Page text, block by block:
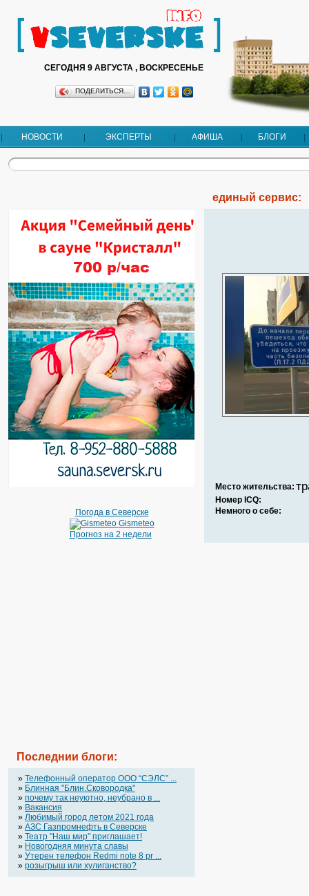
СЕГОДНЯ 9 АВГУСТА , ВОСКРЕСЕНЬЕ
ПОДЕЛИТЬСЯ…
НОВОСТИ ЭКСПЕРТЫ АФИША БЛОГИ
Погода в Северске
Gismeteo
Прогноз на 2 недели
Последнии блоги:
» Телефонный оператор OOO “СЭЛС” ...
» Блинная "Блин.Сковородка"
» почему так неуютно, неубрано в ...
» Вакансия
» Любимый город летом 2021 года
» АЗС Газпромнефть в Северске
» Театр "Наш мир" приглашает!
» Новогодняя минута славы
» Утерен телефон Redmi note 8 pr ...
» розыгрыш или хулиганство?
единый сервис:
Место жительства:
Номер ICQ:
Немного о себе: